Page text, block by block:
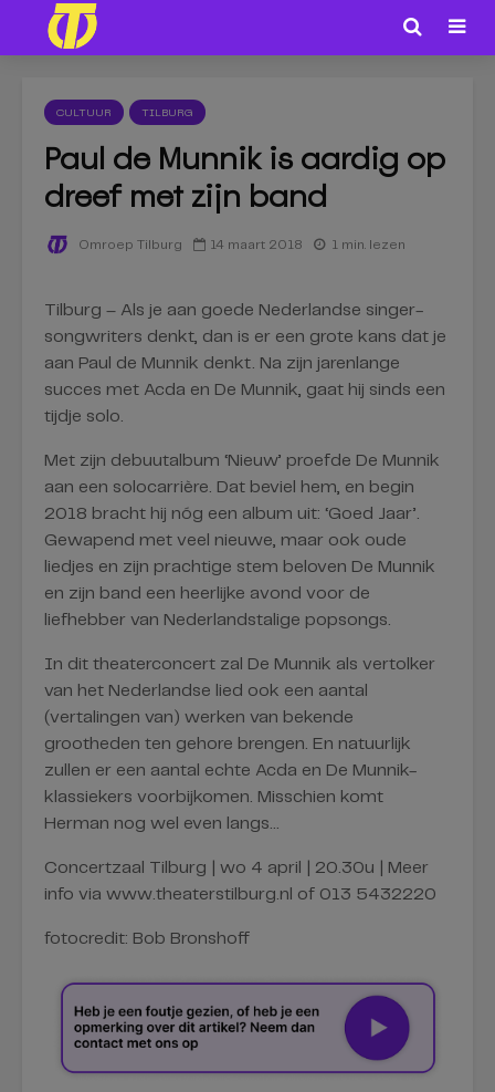
CULTUUR TILBURG
Paul de Munnik is aardig op
dreef met zijn band
Omroep Tilburg 14 maart 2018 1 min. lezen
Tilburg – Als je aan goede Nederlandse singer-
songwriters denkt, dan is er een grote kans dat je
aan Paul de Munnik denkt. Na zijn jarenlange
succes met Acda en De Munnik, gaat hij sinds een
tijdje solo.
Met zijn debuutalbum ‘Nieuw’ proefde De Munnik
aan een solocarrière. Dat beviel hem, en begin
2018 bracht hij nóg een album uit: ‘Goed Jaar’.
Gewapend met veel nieuwe, maar ook oude
liedjes en zijn prachtige stem beloven De Munnik
en zijn band een heerlijke avond voor de
liefhebber van Nederlandstalige popsongs.
In dit theaterconcert zal De Munnik als vertolker
van het Nederlandse lied ook een aantal
(vertalingen van) werken van bekende
grootheden ten gehore brengen. En natuurlijk
zullen er een aantal echte Acda en De Munnik-
klassiekers voorbijkomen. Misschien komt
Herman nog wel even langs…
Concertzaal Tilburg | wo 4 april | 20.30u | Meer
info via www.theaterstilburg.nl of 013 5432220
fotocredit: Bob Bronshoff